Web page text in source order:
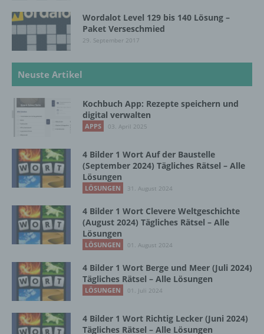
Wordalot Level 129 bis 140 Lösung –
Paket Verseschmied
29. September 2017
Neuste Artikel
Kochbuch App: Rezepte speichern und
digital verwalten
APPS 03. April 2025
4 Bilder 1 Wort Auf der Baustelle
(September 2024) Tägliches Rätsel – Alle
Lösungen
LÖSUNGEN 31. August 2024
4 Bilder 1 Wort Clevere Weltgeschichte
(August 2024) Tägliches Rätsel – Alle
Lösungen
LÖSUNGEN 01. August 2024
4 Bilder 1 Wort Berge und Meer (Juli 2024)
Tägliches Rätsel – Alle Lösungen
LÖSUNGEN 01. Juli 2024
4 Bilder 1 Wort Richtig Lecker (Juni 2024)
Tägliches Rätsel – Alle Lösungen
werden, um bestimmte persönliche Aspekte,
die sich auf eine natürliche Person beziehen,
zu bewerten, insbesondere, um Aspekte
bezüglich Arbeitsleistung, wirtschaftlicher
Lage, Gesundheit, persönlicher Vorlieben,
Interessen, Zuverlässigkeit, Verhalten,
Aufenthaltsort oder Ortswechsel dieser
natürlichen Person zu analysieren oder
vorherzusagen.
f) Pseudonymisierung
Pseudonymisierung ist die Verarbeitung
personenbezogener Daten in einer Weise,
auf welche die personenbezogenen Daten
ohne Hinzuziehung zusätzlicher
Informationen nicht mehr einer spezifischen
betroffenen Person zugeordnet werden
können, sofern diese zusätzlichen
Informationen gesondert aufbewahrt werden
und technischen und organisatorischen
Maßnahmen unterliegen, die gewährleisten,
dass die personenbezogenen Daten nicht
natürlichen Person zugewiesen werden.